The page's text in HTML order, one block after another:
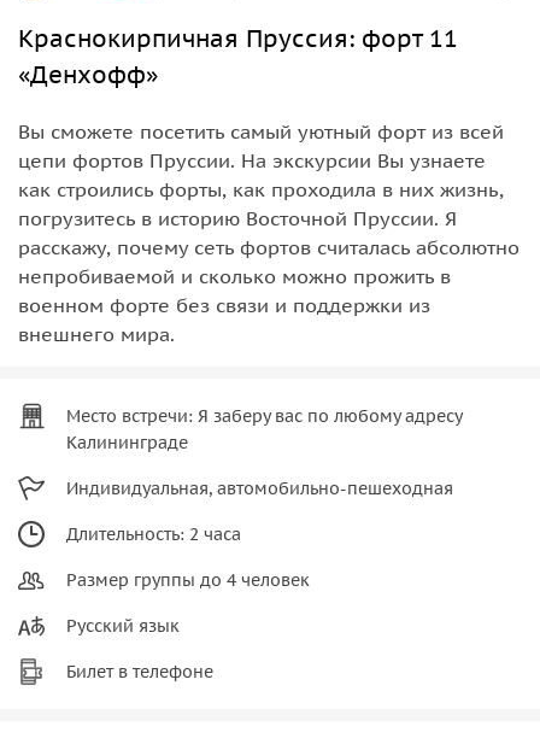
Краснокирпичная Пруссия: форт 11
«Денхофф»
Вы сможете посетить самый уютный форт из всей
цепи фортов Пруссии. На экскурсии Вы узнаете
как строились форты, как проходила в них жизнь,
погрузитесь в историю Восточной Пруссии. Я
расскажу, почему сеть фортов считалась абсолютно
непробиваемой и сколько можно прожить в
военном форте без связи и поддержки из
внешнего мира.
Место встречи: Я заберу вас по любому адресу
Калининграде
Индивидуальная, автомобильно-пешеходная
Длительность: 2 часа
Размер группы до 4 человек
Русский язык
Билет в телефоне